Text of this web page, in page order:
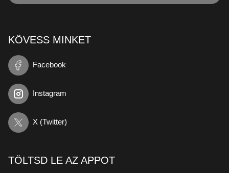
KÖVESS MINKET
Facebook
Instagram
X (Twitter)
TÖLTSD LE AZ APPOT